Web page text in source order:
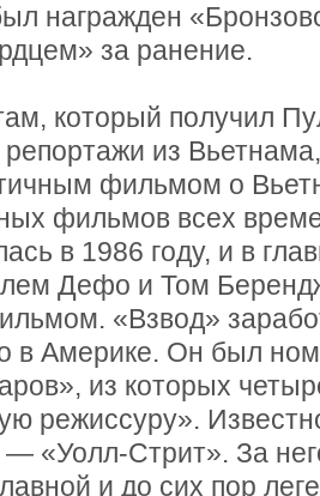
награжден
за ранение.
который получил
из
фильмом о
фильмов всех
в 1986 году, и в
Дефо и Том
«Взвод»
в Америке. Он был
из которых
режиссуру».
«Уолл-Стрит». За
и до сих пор